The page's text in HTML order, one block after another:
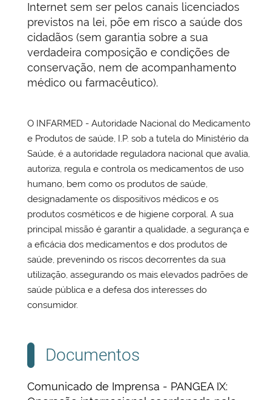
Internet sem ser pelos canais licenciados
previstos na lei, põe em risco a saúde dos
cidadãos (sem garantia sobre a sua
verdadeira composição e condições de
conservação, nem de acompanhamento
médico ou farmacêutico).
O INFARMED - Autoridade Nacional do Medicamento
e Produtos de saúde, I.P. sob a tutela do Ministério da
Saúde, é a autoridade reguladora nacional que avalia,
autoriza, regula e controla os medicamentos de uso
humano, bem como os produtos de saúde,
designadamente os dispositivos médicos e os
produtos cosméticos e de higiene corporal. A sua
principal missão é garantir a qualidade, a segurança e
a eficácia dos medicamentos e dos produtos de
saúde, prevenindo os riscos decorrentes da sua
utilização, assegurando os mais elevados padrões de
saúde pública e a defesa dos interesses do
consumidor.
Documentos
Comunicado de Imprensa - PANGEA IX: